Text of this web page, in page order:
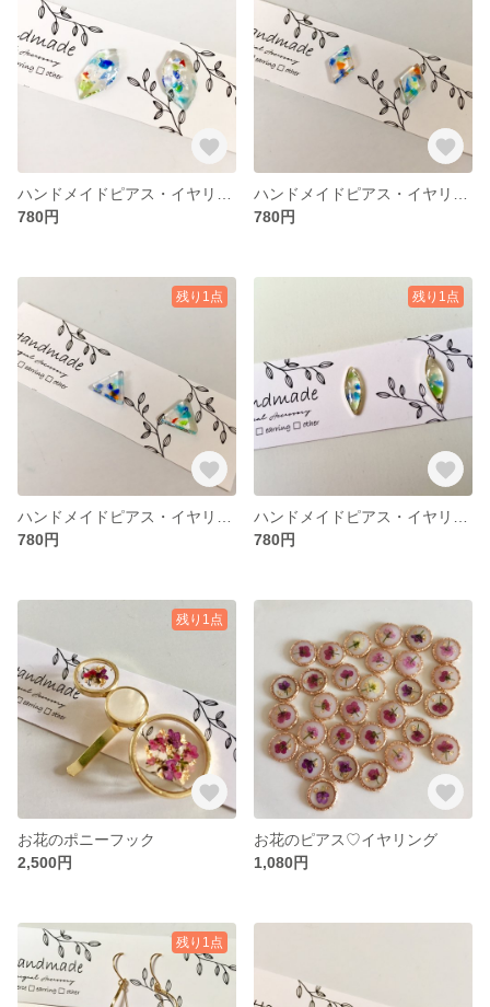
780円
780円
残り1点
780円
残り1点
780円
残り1点
お花のポニーフック
2,500円
お花のピアス♡イヤリング
1,080円
残り1点